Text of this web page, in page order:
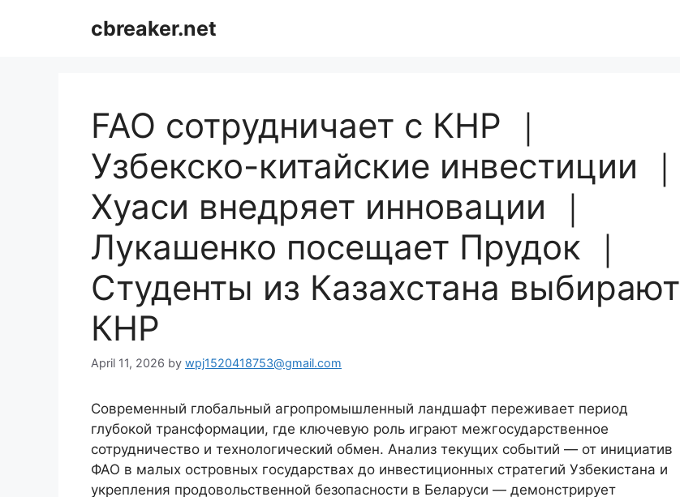
cbreaker.net
FAO сотрудничает с КНР ｜
Узбекско-китайские инвестиции ｜
Хуаси внедряет инновации ｜
Лукашенко посещает Прудок ｜
Студенты из Казахстана выбирают
КНР
April 11, 2026 by wpj1520418753@gmail.com
Современный глобальный агропромышленный ландшафт переживает период
глубокой трансформации, где ключевую роль играют межгосударственное
сотрудничество и технологический обмен. Анализ текущих событий — от инициатив
ФАО в малых островных государствах до инвестиционных стратегий Узбекистана и
укрепления продовольственной безопасности в Беларуси — демонстрирует